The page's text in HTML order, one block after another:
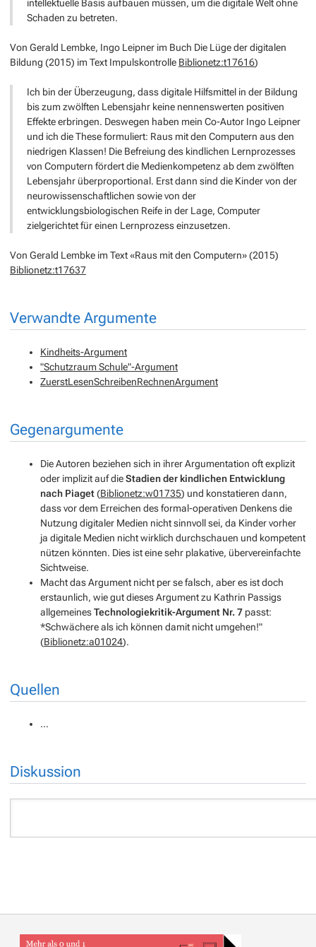
intellektuelle Basis aufbauen müssen, um die digitale Welt ohne
Schaden zu betreten.
Von Gerald Lembke, Ingo Leipner im Buch Die Lüge der digitalen
Bildung (2015) im Text Impulskontrolle Biblionetz:t17616)
Ich bin der Überzeugung, dass digitale Hilfsmittel in der Bildung
bis zum zwölften Lebensjahr keine nennenswerten positiven
Effekte erbringen. Deswegen haben mein Co-Autor Ingo Leipner
und ich die These formuliert: Raus mit den Computern aus den
niedrigen Klassen! Die Befreiung des kindlichen Lernprozesses
von Computern fördert die Medienkompetenz ab dem zwölften
Lebensjahr überproportional. Erst dann sind die Kinder von der
neurowissenschaftlichen sowie von der
entwicklungsbiologischen Reife in der Lage, Computer
zielgerichtet für einen Lernprozess einzusetzen.
Von Gerald Lembke im Text «Raus mit den Computern» (2015)
Biblionetz:t17637
Verwandte Argumente
Kindheits-Argument
"Schutzraum Schule"-Argument
ZuerstLesenSchreibenRechnenArgument
Gegenargumente
Die Autoren beziehen sich in ihrer Argumentation oft explizit
oder implizit auf dieStadien der kindlichen Entwicklung
nach Piaget(Biblionetz:w01735) und konstatieren dann,
dass vor dem Erreichen des formal-operativen Denkens die
Nutzung digitaler Medien nicht sinnvoll sei, da Kinder vorher
ja digitale Medien nicht wirklich durchschauen und kompetent
nützen könnten. Dies ist eine sehr plakative, übervereinfachte
Sichtweise.
Macht das Argument nicht per se falsch, aber es ist doch
erstaunlich, wie gut dieses Argument zu Kathrin Passigs
allgemeinesTechnologiekritik-Argument Nr. 7 passt:
*Schwächere als ich können damit nicht umgehen!"
(Biblionetz:a01024).
Quellen
…
Diskussion